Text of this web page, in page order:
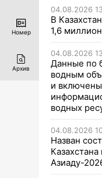
04.08.2026
В
1,6
04.08.2026
Данные по
водным
и
водных
04.08.2026
Назван
Азиаду-
Номер
Архив